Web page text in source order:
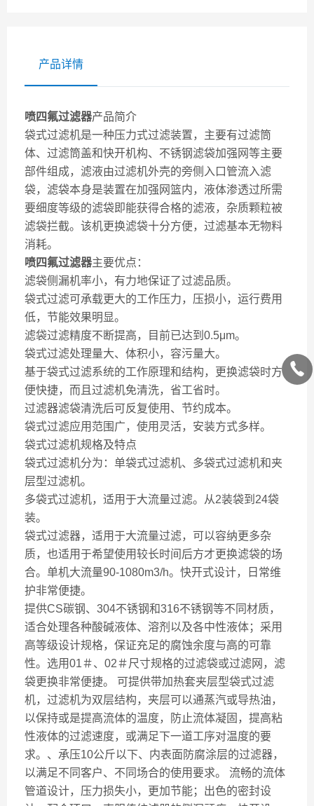
产品详情
喷四氟过滤器产品简介
袋式过滤机是一种压力式过滤装置，主要有过滤筒
体、过滤筒盖和快开机构、不锈钢滤袋加强网等主要
部件组成，滤液由过滤机外壳的旁侧入口管流入滤
袋，滤袋本身是装置在加强网篮内，液体渗透过所需
要细度等级的滤袋即能获得合格的滤液，杂质颗粒被
滤袋拦截。该机更换滤袋十分方便，过滤基本无物料
消耗。
喷四氟过滤器主要优点：
滤袋侧漏机率小，有力地保证了过滤品质。
袋式过滤可承载更大的工作压力，压损小，运行费用
低，节能效果明显。
滤袋过滤精度不断提高，目前已达到0.5μm。
袋式过滤处理量大、体积小，容污量大。
基于袋式过滤系统的工作原理和结构，更换滤袋时方
便快捷，而且过滤机免清洗，省工省时。
过滤器滤袋清洗后可反复使用、节约成本。
袋式过滤应用范围广，使用灵活，安装方式多样。
袋式过滤机规格及特点
袋式过滤机分为：单袋式过滤机、多袋式过滤机和夹
层型过滤机。
多袋式过滤机，适用于大流量过滤。从2装袋到24袋
装。
袋式过滤器，适用于大流量过滤，可以容纳更多杂
质，也适用于希望使用较长时间后方才更换滤袋的场
合。单机大流量90-1080m3/h。快开式设计，日常维
护非常便捷。
提供CS碳钢、304不锈钢和316不锈钢等不同材质，
适合处理各种酸碱液体、溶剂以及各中性液体；采用
高等级设计规格，保证充足的腐蚀余度与高的可靠
性。选用01＃、02＃尺寸规格的过滤袋或过滤网，滤
袋更换非常便捷。 可提供带加热套夹层型袋式过滤
机，过滤机为双层结构，夹层可以通蒸汽或导热油，
以保持或是提高流体的温度，防止流体凝固，提高粘
性液体的过滤速度，或满足下一道工序对温度的要
求。、承压10公斤以下、内表面防腐涂层的过滤器，
以满足不同客户、不同场合的使用要求。 流畅的流体
管道设计，压力损失小，更加节能；出色的密封设